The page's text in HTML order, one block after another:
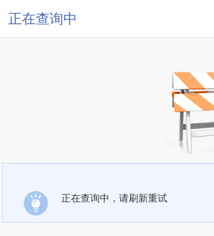
正在查询中
正在查询中，请刷新重试